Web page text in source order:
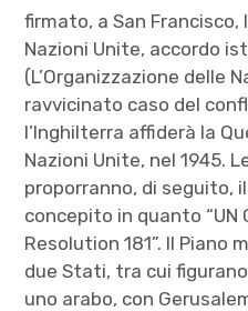
firmato, a San
Nazioni Unite, accordo
(L’Organizzazione delle
ravvicinato caso del
l’Inghilterra affiderà la
Nazioni Unite, nel 1945.
proporranno, di seguito,
concepito in quanto “UN
Resolution 181”. Il Piano
due Stati, tra cui
uno arabo, con